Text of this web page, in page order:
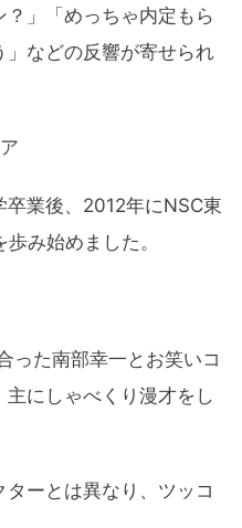
」「めっちゃ内定もら
」などの反響が寄せられ
業後、2012年にNSC東
み始めました。
った南部幸一とお笑いコ
にしゃべくり漫才をし
ーとは異なり、ツッコ